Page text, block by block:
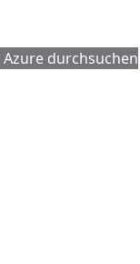
Azure durchsuchen